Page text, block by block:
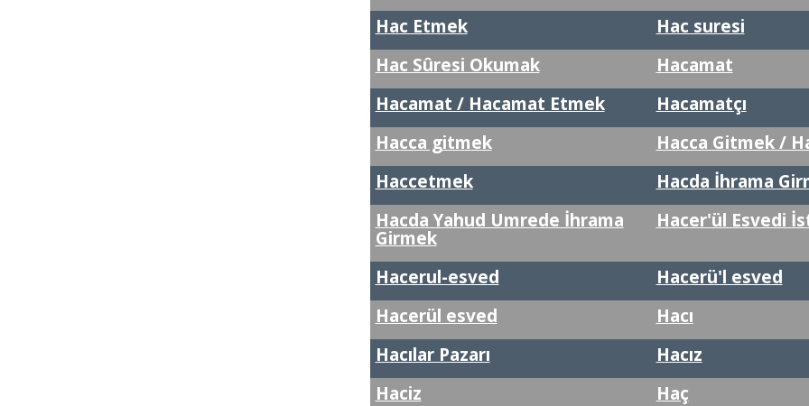
Hac Etmek
Hac suresi
Hac Sûresi Okumak
Hacamat
Hacamat / Hacamat Etmek
Hacamatçı
Hacca gitmek
Hacca Gitmek /
Haccetmek
Hacda İhrama
Hacda Yahud Umrede İhrama
Girmek
Hacer'ül Esvedi
Hacerul-esved
Hacerü'l esved
Hacerül esved
Hacı
Hacılar Pazarı
Hacız
Haciz
Haç